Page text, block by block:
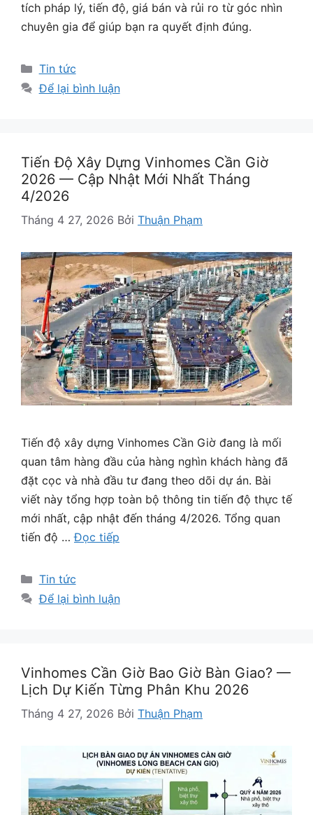
tích pháp lý, tiến độ, giá bán và rủi ro từ góc nhìn
chuyên gia để giúp bạn ra quyết định đúng.
Danh
mục
Tin tức
Để lại bình luận
Tiến Độ Xây Dựng Vinhomes Cần Giờ
2026 — Cập Nhật Mới Nhất Tháng
4/2026
Tháng 4 27, 2026 Bởi Thuận Phạm
Tiến độ xây dựng Vinhomes Cần Giờ đang là mối
quan tâm hàng đầu của hàng nghìn khách hàng đã
đặt cọc và nhà đầu tư đang theo dõi dự án. Bài
viết này tổng hợp toàn bộ thông tin tiến độ thực tế
mới nhất, cập nhật đến tháng 4/2026. Tổng quan
tiến độ …Đọc tiếp
Danh
mục
Tin tức
Để lại bình luận
Vinhomes Cần Giờ Bao Giờ Bàn Giao? —
Lịch Dự Kiến Từng Phân Khu 2026
Tháng 4 27, 2026 Bởi Thuận Phạm